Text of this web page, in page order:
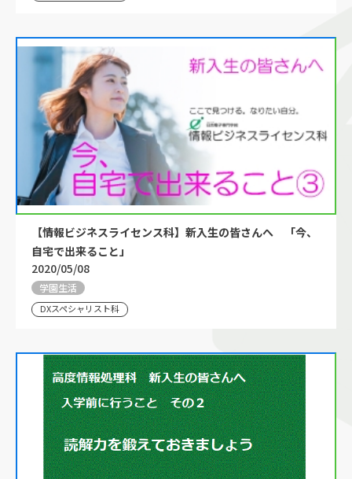
【情報ビジネスライセンス科】新入生の皆さんへ 「今、
自宅で出来ること」
2020/05/08
学園生活
DXスペシャリスト科